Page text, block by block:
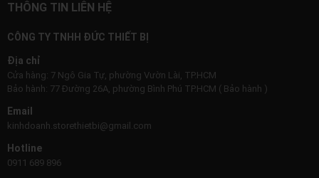
THÔNG TIN LIÊN HỆ
CÔNG TY TNHH ĐỨC THIẾT BỊ
Địa chỉ
Cửa hàng: 7 Ngô Gia Tự, phường Vườn Lài, TP.HCM
Bảo hành: 77 Đường 26A, phường Bình Phú TP.HCM ( Bảo hành )
Email
kinhdoanh.storethietbi@gmail.com
Hotline
0911 689 896